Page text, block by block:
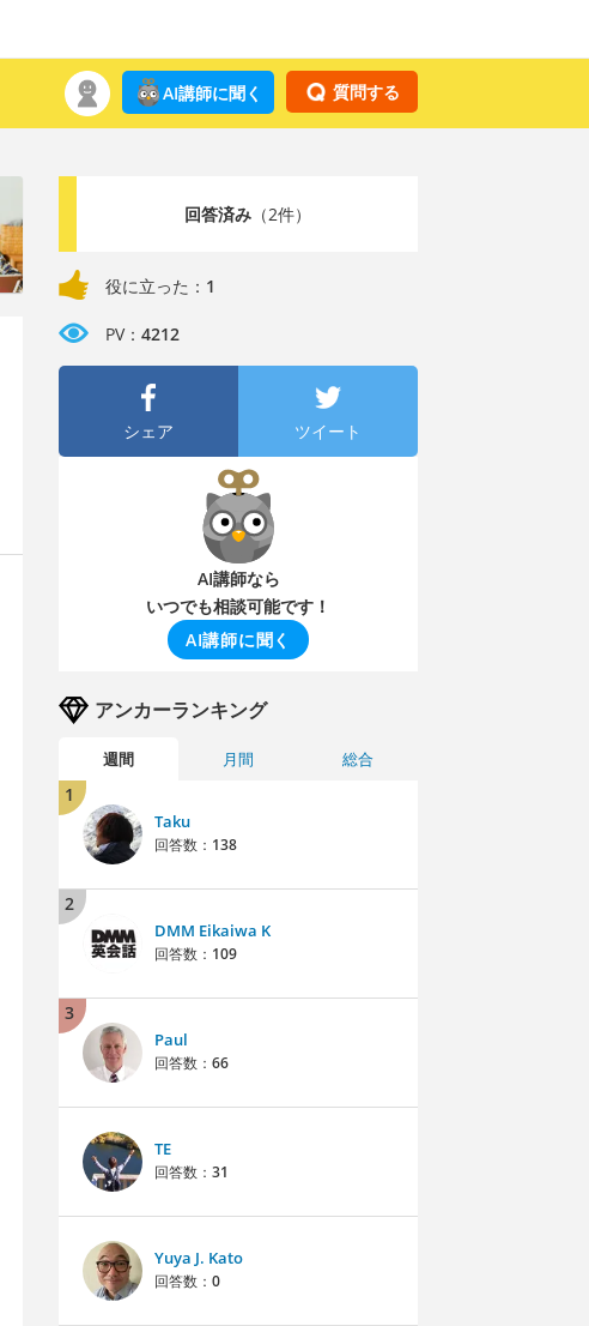
質問する
AI講師に聞く
回答済み（2件）
役に立った： 1
PV： 4212
シェア ツイート
AI講師なら
いつでも相談可能です！
AI講師に聞く
アンカーランキング
週間 月間 総合
1
Taku
回答数： 138
2
DMM Eikaiwa K
回答数： 109
3
Paul
回答数： 66
TE
回答数： 31
Yuya J. Kato
回答数： 0